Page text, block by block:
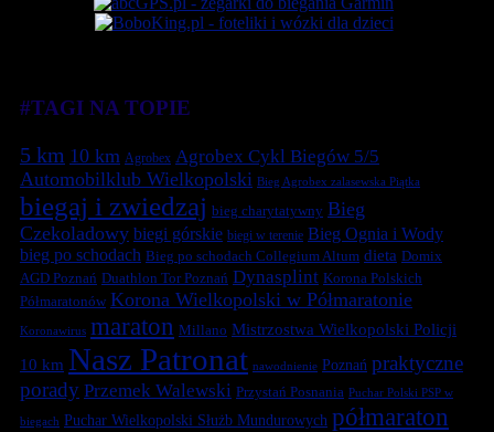
#TAGI NA TOPIE
5 km 10 km Agrobex Agrobex Cykl Biegów 5/5
Automobilklub Wielkopolski Bieg Agrobex zalasewska Piątka
biegaj i zwiedzaj bieg charytatywny Bieg
Czekoladowy biegi górskie biegi w terenie Bieg Ognia i Wody
bieg po schodach Bieg po schodach Collegium Altum dieta Domix
AGD Poznań Duathlon Tor Poznań Dynasplint Korona Polskich
Półmaratonów Korona Wielkopolski w Półmaratonie
Koronawirus maraton Millano Mistrzostwa Wielkopolski Policji
10 km Nasz Patronat nawodnienie Poznań praktyczne
porady Przemek Walewski Przystań Posnania Puchar Polski PSP w
biegach Puchar Wielkopolski Służb Mundurowych półmaraton